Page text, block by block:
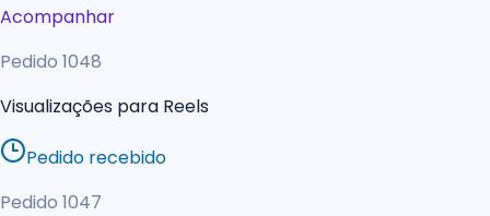
Acompanhar
Pedido 1048
Visualizações para Reels
Pedido recebido
Pedido 1047